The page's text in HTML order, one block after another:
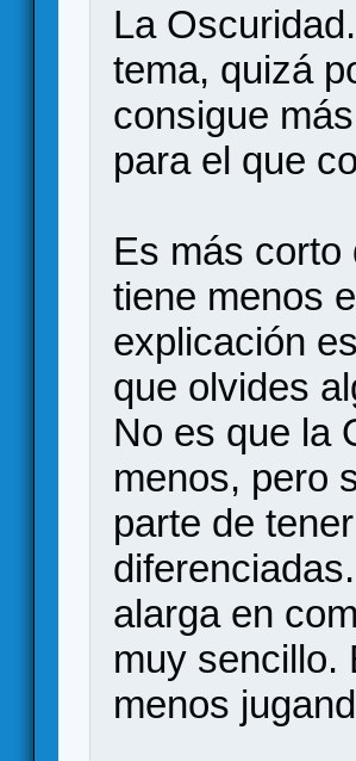
La
tema, quizá
consigue
para el que
Es más corto
tiene menos
explicación
que olvides
No es que la
menos, pero
parte de
alarga en
muy sencillo.
menos